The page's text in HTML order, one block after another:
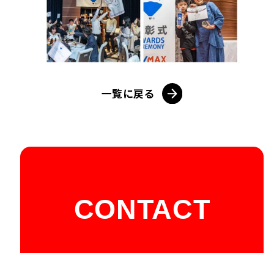
一覧に戻る
CONTACT